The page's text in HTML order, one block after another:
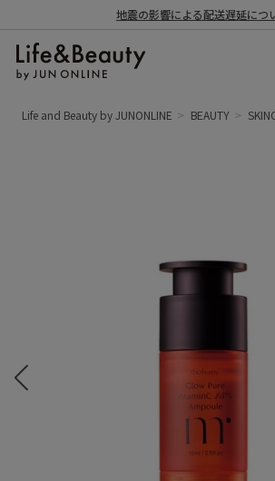
地震の影響による配送遅延につ
Life and Beauty by JUNONLINE BEAUTY